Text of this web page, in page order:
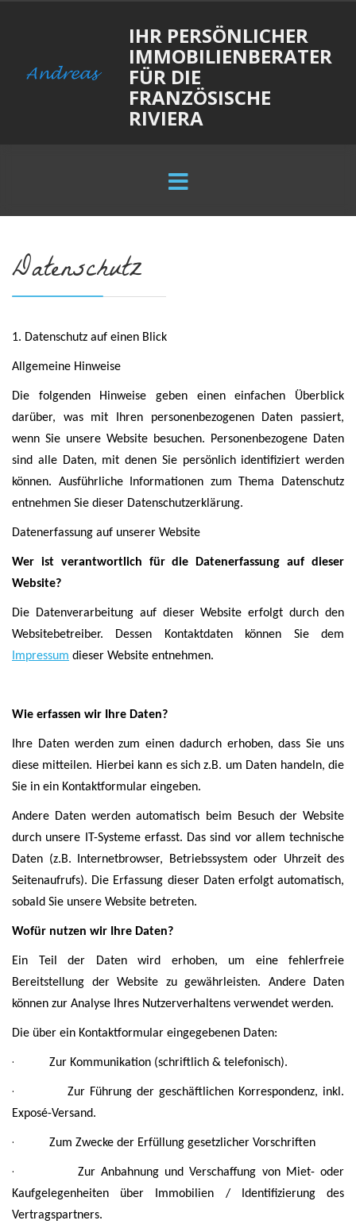
IHR PERSÖNLICHER
IMMOBILIENBERATER
FÜR DIE
FRANZÖSISCHE
RIVIERA
Datenschutz
1. Datenschutz auf einen Blick
Allgemeine Hinweise
Die folgenden Hinweise geben einen einfachen Überblick
darüber, was mit Ihren personenbezogenen Daten passiert,
wenn Sie unsere Website besuchen. Personenbezogene Daten
sind alle Daten, mit denen Sie persönlich identifiziert werden
können. Ausführliche Informationen zum Thema Datenschutz
entnehmen Sie dieser Datenschutzerklärung.
Datenerfassung auf unserer Website
Wer ist verantwortlich für die Datenerfassung auf dieser
Website?
Die Datenverarbeitung auf dieser Website erfolgt durch den
Websitebetreiber. Dessen Kontaktdaten können Sie dem
Impressum dieser Website entnehmen.
Wie erfassen wir Ihre Daten?
Ihre Daten werden zum einen dadurch erhoben, dass Sie uns
diese mitteilen. Hierbei kann es sich z.B. um Daten handeln, die
Sie in ein Kontaktformular eingeben.
Andere Daten werden automatisch beim Besuch der Website
durch unsere IT-Systeme erfasst. Das sind vor allem technische
Daten (z.B. Internetbrowser, Betriebssystem oder Uhrzeit des
Seitenaufrufs). Die Erfassung dieser Daten erfolgt automatisch,
sobald Sie unsere Website betreten.
Wofür nutzen wir Ihre Daten?
Ein Teil der Daten wird erhoben, um eine fehlerfreie
Bereitstellung der Website zu gewährleisten. Andere Daten
können zur Analyse Ihres Nutzerverhaltens verwendet werden.
Die über ein Kontaktformular eingegebenen Daten:
· Zur Kommunikation (schriftlich & telefonisch).
·
Zur Führung der geschäftlichen Korrespondenz, inkl.
Exposé-Versand.
· Zum Zwecke der Erfüllung gesetzlicher Vorschriften
·
Zur Anbahnung und Verschaffung von Miet- oder
Kaufgelegenheiten über Immobilien / Identifizierung des
Vertragspartners.